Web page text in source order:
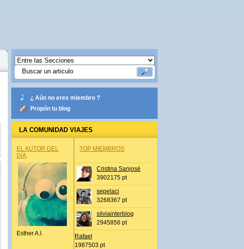
¿ Aún no eres miembro ?
Propón tu blog
LA COMUNIDAD VIAJES
EL AUTOR DEL
DÍA
Esther A.l.
TOP MIEMBROS
Cristina Sanjosé
3902175 pt
sepelaci
3268367 pt
silviainterblog
2945856 pt
Rafael
1987503 pt